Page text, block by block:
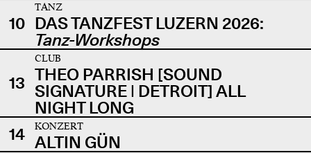
10
TANZ
DAS TANZFEST LUZERN 2026:
Tanz-Workshops
13
CLUB
THEO PARRISH [SOUND
SIGNATURE | DETROIT] ALL
NIGHT LONG
14
KONZERT
ALTIN GÜN